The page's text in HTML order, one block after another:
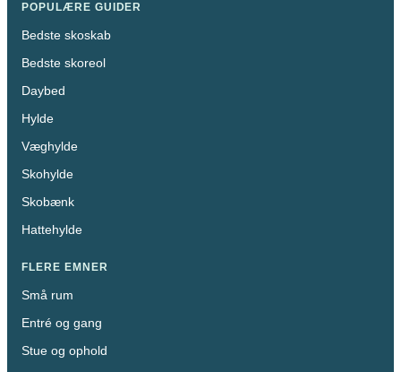
POPULÆRE GUIDER
Bedste skoskab
Bedste skoreol
Daybed
Hylde
Væghylde
Skohylde
Skobænk
Hattehylde
FLERE EMNER
Små rum
Entré og gang
Stue og ophold